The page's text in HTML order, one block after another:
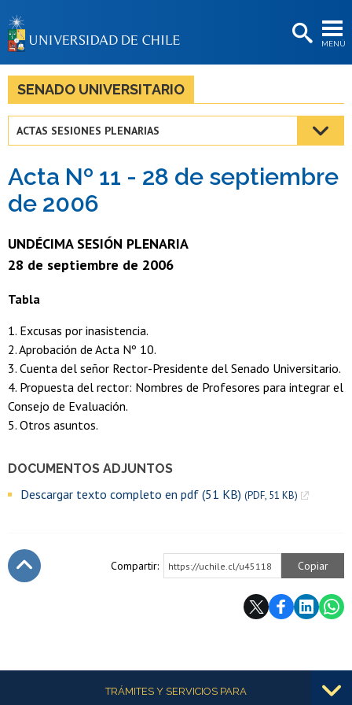
MENÚ
BIBLIOTECAS
LA UNIVERSIDAD
Estudiantes
Académicas/os
Egresadas/os
SENADO UNIVERSITARIO
ACTAS SESIONES PLENARIAS
Acta Nº 11 - 28 de septiembre
de 2006
UNDÉCIMA SESIÓN PLENARIA
28 de septiembre de 2006
DOCUMENTOS ADJUNTOS
Descargar texto completo en pdf (51 KB) (PDF, 51 KB)
Tabla
1. Excusas por inasistencia.
2. Aprobación de Acta Nº 10.
3. Cuenta del señor Rector-Presidente del Senado Universitario.
4. Propuesta del rector: Nombres de Profesores para integrar el
Consejo de Evaluación.
5. Otros asuntos.
Compartir: https://uchile.cl/u45118 Copiar
Más informaciónTRÁMITES Y SERVICIOS PARA